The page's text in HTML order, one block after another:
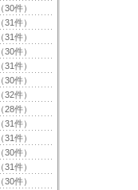
（30件）
（31件）
（31件）
（30件）
（31件）
（30件）
（32件）
（28件）
（31件）
（31件）
（30件）
（31件）
（30件）